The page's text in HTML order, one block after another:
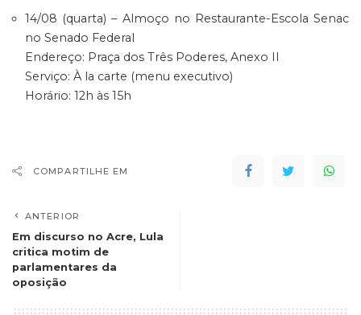
14/08 (quarta) – Almoço no Restaurante-Escola Senac
no Senado Federal
Endereço: Praça dos Três Poderes, Anexo II
Serviço: À la carte (menu executivo)
Horário: 12h às 15h
COMPARTILHE EM
ANTERIOR
Em discurso no Acre, Lula
critica motim de
parlamentares da
oposição